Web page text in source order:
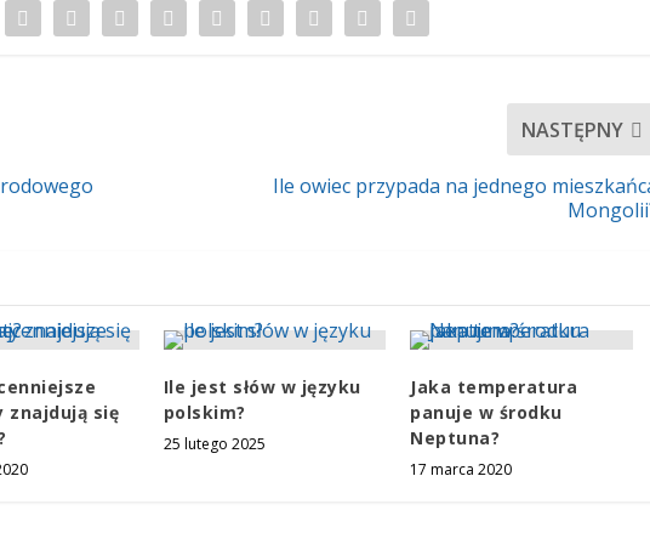
NASTĘPNY
Ile owiec przypada na jednego
znajdują się
Ile jest słów w języku
polskim?
25 lutego 2025
Jaka temperatura
panuje w środku
Neptuna?
17 marca 2020